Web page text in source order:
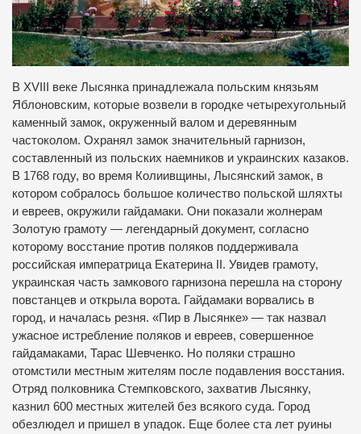
В XVIII веке Лысянка принадлежала польским князьям
Яблоновским, которые возвели в городке четырехугольный
каменный замок, окруженный валом и деревянным
частоколом. Охранял замок значительный гарнизон,
составленный из польских наемников и украинских казаков.
В 1768 году, во время Колиивщины, Лысянский замок, в
котором собралось большое количество польской шляхты
и евреев, окружили гайдамаки. Они показали жолнерам
Золотую грамоту — легендарный документ, согласно
которому восстание против поляков поддерживала
российская императрица Екатерина II. Увидев грамоту,
украинская часть замкового гарнизона перешла на сторону
повстанцев и открыла ворота. Гайдамаки ворвались в
город, и началась резня. «Пир в Лысянке» — так назвал
ужасное истребление поляков и евреев, совершенное
гайдамаками, Тарас Шевченко. Но поляки страшно
отомстили местным жителям после подавления восстания.
Отряд полковника Стемпковского, захватив Лысянку,
казнил 600 местных жителей без всякого суда. Город
обезлюдел и пришел в упадок. Еще более ста лет руины